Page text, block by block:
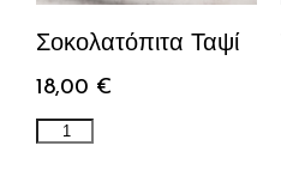
Σοκολατόπιτα Ταψί
18,00 €